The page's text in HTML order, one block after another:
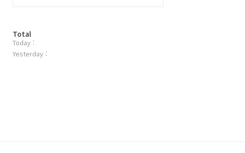
방
문
자
Total
Today :
Yesterday :